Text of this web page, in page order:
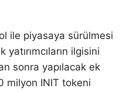
ile piyasaya sürülmesi
yatırımcıların ilgisini
sonra yapılacak ek
milyon INIT tokeni